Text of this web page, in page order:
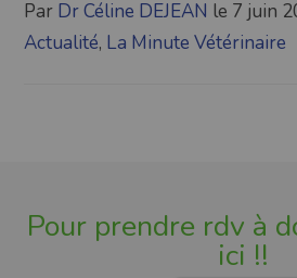
Par Dr Céline DEJEAN le 7 juin
Actualité, La Minute Vétérinaire
Pour prendre rdv à
ici !!